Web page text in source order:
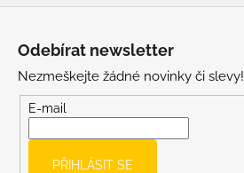
Odebírat newsletter
Nezmeškejte žádné novinky či slevy!
E-mail
PŘIHLÁSIT SE